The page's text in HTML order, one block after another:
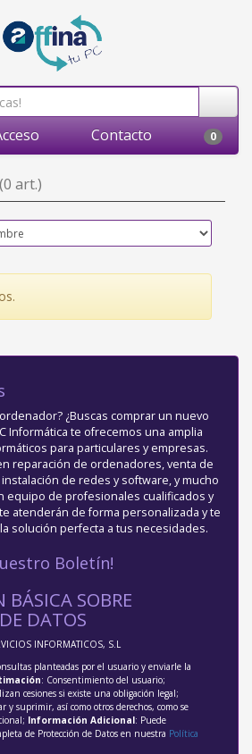
Contacto 0
(0 art.)
¿Buscas comprar un nuevo
Informática te ofrecemos una amplia
para particulares y empresas.
reparación de ordenadores, venta de
de redes y software, y mucho
equipo de profesionales cualificados y
atenderán de forma personalizada y te
solución perfecta a tus necesidades.
Boletín!
BÁSICA SOBRE
DATOS
INFORMATICOS, S.L
planteadas por el usuario y enviarle la
: Consentimiento del usuario;
cesiones si existe una obligación legal;
y suprimir, así como otros derechos, como se
Información Adicional: Puede
de Protección de Datos en nuestra Política